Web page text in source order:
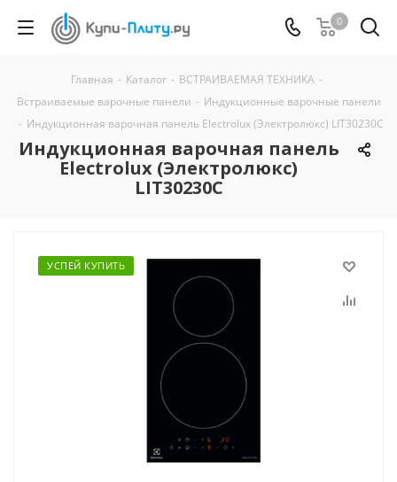
0
Главная - Каталог - ВСТРАИВАЕМАЯ ТЕХНИКА -
Встраиваемые варочные панели - Индукционные варочные панели
- Индукционная варочная панель Electrolux (Электролюкс) LIT30230C
Индукционная варочная панель
Electrolux (Электролюкс)
LIT30230C
УСПЕЙ КУПИТЬ